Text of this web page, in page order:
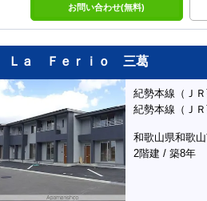
お問い合わせ(無料)
Ｌａ Ｆｅｒｉｏ 三葛
紀勢本線（Ｊ
紀勢本線（Ｊ
和歌山県和歌
2階建 / 築8年